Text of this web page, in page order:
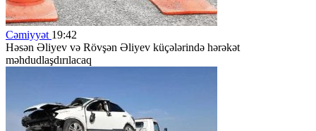
Cəmiyyət 19:42
Həsən Əliyev və Rövşən Əliyev küçələrində hərəkət
məhdudlaşdırılacaq